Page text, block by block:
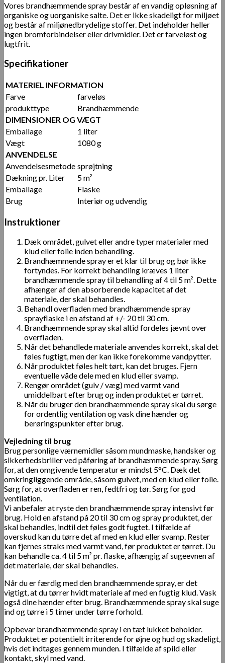
Vores brandhæmmende spray består af en vandig opløsning af
organiske og uorganiske salte. Det er ikke skadeligt for miljøet
og består af miljønedbrydelige stoffer. Det indeholder heller
ingen bromforbindelser eller drivmidler. Det er farveløst og
lugtfrit.
Specifikationer
MATERIEL INFORMATION
Farve
farveløs
produkttype
Brandhæmmende
DIMENSIONER OG VÆGT
Emballage
1 liter
Vægt
1080 g
ANVENDELSE
Anvendelsesmetode sprøjtning
Dækning pr. Liter
5 m²
Emballage
Flaske
Brug
Interiør og udvendig
Instruktioner
Dæk området, gulvet eller andre typer materialer med
klud eller folie inden behandling.
Brandhæmmende spray er et klar til brug og bør ikke
fortyndes. For korrekt behandling kræves 1 liter
brandhæmmende spray til behandling af 4 til 5 m². Dette
afhænger af den absorberende kapacitet af det
materiale, der skal behandles.
Behandl overfladen med brandhæmmende spray
sprayflaske i en afstand af +/- 20 til 30 cm.
Brandhæmmende spray skal altid fordeles jævnt over
overfladen.
Når det behandlede materiale anvendes korrekt, skal det
føles fugtigt, men der kan ikke forekomme vandpytter.
Når produktet føles helt tørt, kan det bruges. Fjern
eventuelle våde dele med en klud eller svamp.
Rengør området (gulv / væg) med varmt vand
umiddelbart efter brug og inden produktet er tørret.
Når du bruger den brandhæmmende spray skal du sørge
for ordentlig ventilation og vask dine hænder og
berøringspunkter efter brug.
Vejledning til brug
Brug personlige værnemidler såsom mundmaske, handsker og
sikkerhedsbriller ved påføring af brandhæmmende spray. Sørg
for, at den omgivende temperatur er mindst 5°C. Dæk det
omkringliggende område, såsom gulvet, med en klud eller folie.
Sørg for, at overfladen er ren, fedtfri og tør. Sørg for god
ventilation.
Vi anbefaler at ryste den brandhæmmende spray intensivt før
brug. Hold en afstand på 20 til 30 cm og spray produktet, der
skal behandles, indtil det føles godt fugtet. I tilfælde af
overskud kan du tørre det af med en klud eller svamp. Rester
kan fjernes straks med varmt vand, før produktet er tørret. Du
kan behandle ca. 4 til 5 m² pr. flaske, afhængig af sugeevnen af
det materiale, der skal behandles.
Når du er færdig med den brandhæmmende spray, er det
vigtigt, at du tørrer hvidt materiale af med en fugtig klud. Vask
også dine hænder efter brug. Brandhæmmende spray skal suge
ind og tørre i 5 timer under tørre forhold.
Opbevar brandhæmmende spray i en tæt lukket beholder.
Produktet er potentielt irriterende for øjne og hud og skadeligt,
hvis det indtages gennem munden. I tilfælde af spild eller
kontakt, skyl med vand.